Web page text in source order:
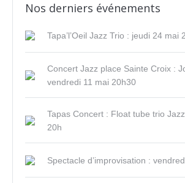
Nos derniers événements
Tapa’l’Oeil Jazz Trio : jeudi 24 mai
Concert Jazz place Sainte Croix :
vendredi 11 mai 20h30
Tapas Concert : Float tube trio
20h
Spectacle d’improvisation :